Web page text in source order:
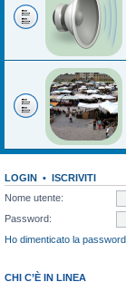
LOGIN • ISCRIVITI
Nome utente:
Password:
Ho dimenticato la password
CHI C’È IN LINEA